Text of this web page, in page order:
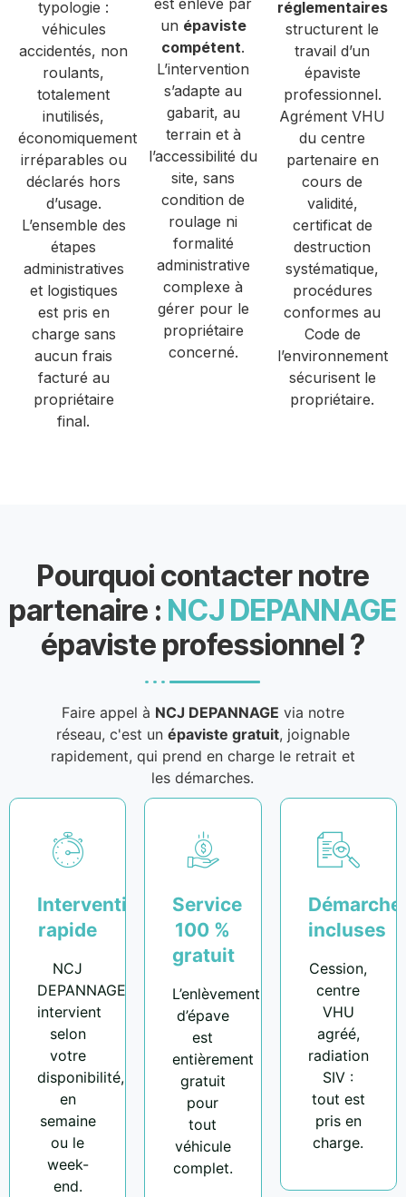
typologie :
véhicules
accidentés, non
roulants,
totalement
inutilisés,
économiquement
irréparables ou
déclarés hors
d’usage.
L’ensemble des
étapes
administratives
et logistiques
est pris en
charge sans
aucun frais
facturé au
propriétaire
final.
est enlevé par
un épaviste
compétent.
L’intervention
s’adapte au
gabarit, au
terrain et à
l’accessibilité du
site, sans
condition de
roulage ni
formalité
administrative
complexe à
gérer pour le
propriétaire
concerné.
réglementaires
structurent le
travail d’un
épaviste
professionnel.
Agrément VHU
du centre
partenaire en
cours de
validité,
certificat de
destruction
systématique,
procédures
conformes au
Code de
l’environnement
sécurisent le
propriétaire.
Pourquoi contacter notre
partenaire : NCJ DEPANNAGE
épaviste professionnel ?
Faire appel à NCJ DEPANNAGE via notre
réseau, c'est un épaviste gratuit, joignable
rapidement, qui prend en charge le retrait et
les démarches.
Intervention
rapide
NCJ
DEPANNAGE
intervient
selon
votre
disponibilité,
en
semaine
ou le
week-
end.
Service
100 %
gratuit
L’enlèvement
d’épave
est
entièrement
gratuit
pour
tout
véhicule
complet.
incluses
Cession,
centre
VHU
agréé,
radiation
SIV :
tout est
pris en
charge.